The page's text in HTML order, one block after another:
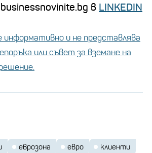
в LINKEDIN
и не представлява
или съвет за вземане на
еврозона евро
клиенти